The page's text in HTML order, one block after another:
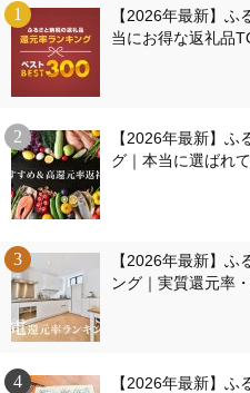
【2026年最新】
当にお得な返礼品
【2026年最新】
グ｜本当に選ばれ
【2026年最新】
ング｜実質還元率
【2026年最新】